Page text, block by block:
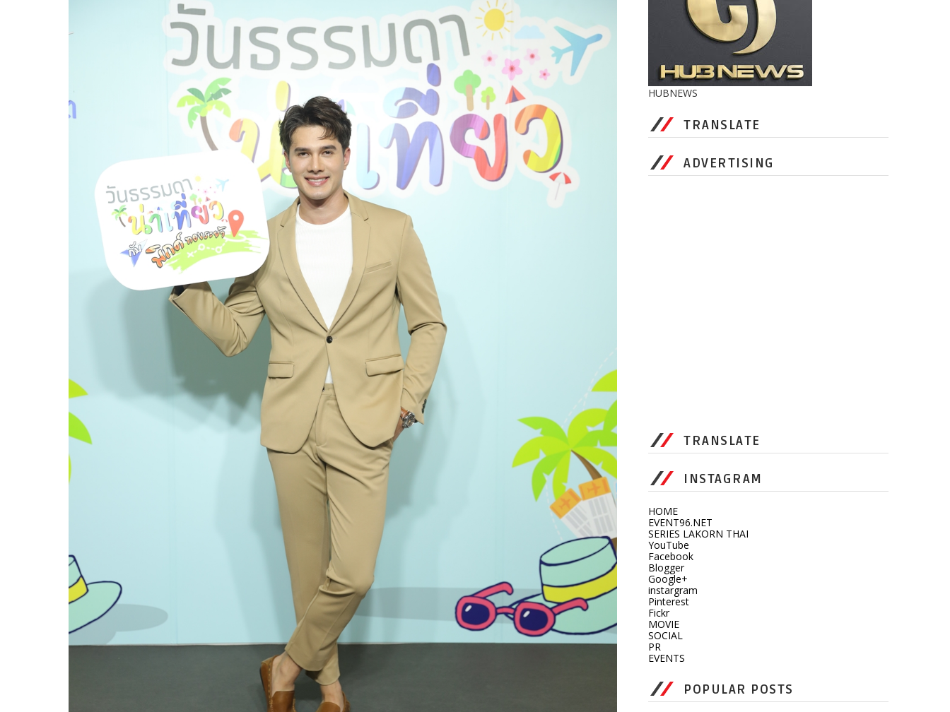
HUBNEWS
TRANSLATE
ADVERTISING
TRANSLATE
INSTAGRAM
HOME
EVENT96.NET
SERIES LAKORN THAI
YouTube
Facebook
Blogger
Google+
instargram
Pinterest
Fickr
MOVIE
SOCIAL
PR
EVENTS
POPULAR POSTS